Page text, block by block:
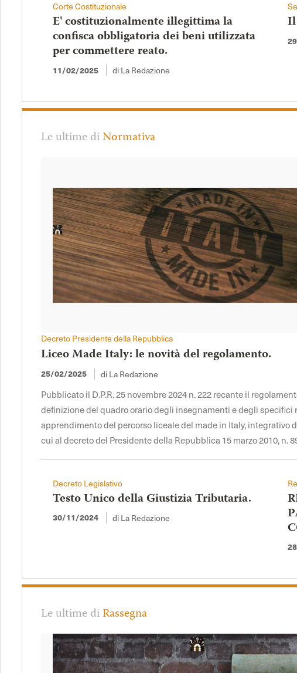
Corte Costituzionale
E' costituzionalmente illegittima la
confisca obbligatoria dei beni utilizzata
per commettere reato.
11/02/2025 di La Redazione
Le ultime diNormativa
Decreto Presidente della Repubblica
Liceo Made Italy: le novità del regolamento.
25/02/2025 di La Redazione
Pubblicato il D.P.R. 25 novembre 2024 n. 222 recante il
definizione del quadro orario degli insegnamenti e degli specifici
apprendimento del percorso liceale del made in Italy, integrativo
cui al decreto del Presidente della Repubblica 15 marzo 2010, n.
Decreto Legislativo
Testo Unico della Giustizia Tributaria.
30/11/2024 di La Redazione
Le ultime diRassegna